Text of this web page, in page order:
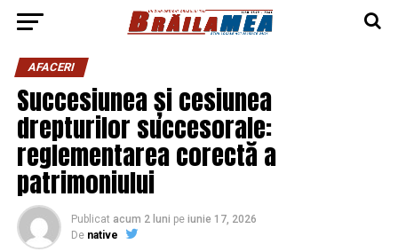
AFACERI
Succesiunea și cesiunea
drepturilor succesorale:
reglementarea corectă a
patrimoniului
Publicat acum 2 luni pe iunie 17, 2026
De native